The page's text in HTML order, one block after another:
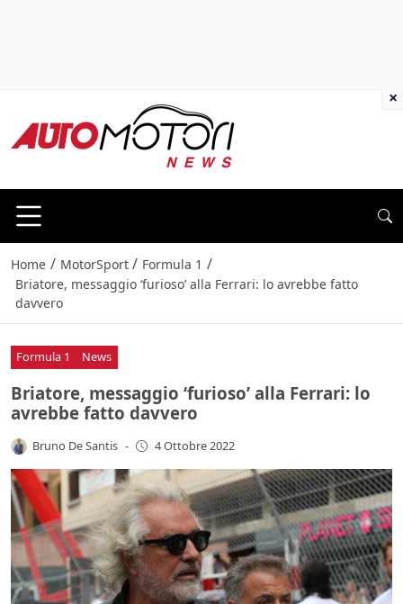
Home / MotorSport / Formula 1 /
Briatore, messaggio ‘furioso’ alla Ferrari: lo avrebbe fatto
davvero
Formula 1 News
Briatore, messaggio ‘furioso’ alla Ferrari: lo
avrebbe fatto davvero
Bruno De Santis - 4 Ottobre 2022
×